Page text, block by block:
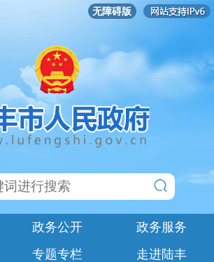
无障碍版
政务公开
政务服务
专题专栏
走进陆丰